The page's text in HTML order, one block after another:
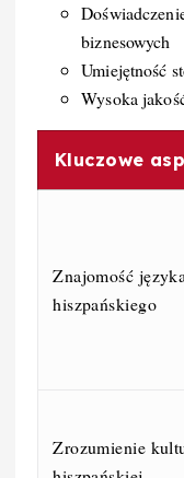
biznesowych
Umiejętność
Wysoka
Kluczowe
Znajomość
hiszpańskiego
Zrozumienie